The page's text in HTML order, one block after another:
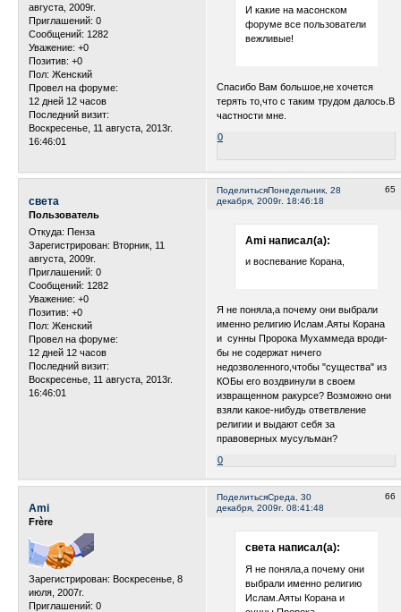
августа, 2009г.
Приглашений: 0
Сообщений: 1282
Уважение: +0
Позитив: +0
Пол: Женский
Провел на форуме:
12 дней 12 часов
Последний визит:
Воскресенье, 11 августа, 2013г.
16:46:01
И какие на масонском
форуме все пользователи
вежливые!
Спасибо Вам большое,не хочется
терять то,что с таким трудом далось.В
частности мне.
0
Поделиться 65
Понедельник, 28
декабря, 2009г. 18:46:18
света
Пользователь
Откуда: Пенза
Зарегистрирован: Вторник, 11
августа, 2009г.
Приглашений: 0
Сообщений: 1282
Уважение: +0
Позитив: +0
Пол: Женский
Провел на форуме:
12 дней 12 часов
Последний визит:
Воскресенье, 11 августа, 2013г.
16:46:01
Ami написал(а):
и воспевание Корана,
Я не поняла,а почему они выбрали
именно религию Ислам.Аяты Корана
и сунны Пророка Мухаммеда вроди-
бы не содержат ничего
недозволенного,чтобы "существа" из
КОБы его воздвинули в своем
извращенном ракурсе? Возможно они
взяли какое-нибудь ответвление
религии и выдают себя за
правоверных мусульман?
0
Поделиться 66
Среда, 30
декабря, 2009г. 08:41:48
Ami
Frère
Зарегистрирован: Воскресенье, 8
июля, 2007г.
Приглашений: 0
света написал(а):
Я не поняла,а почему они
выбрали именно религию
Ислам.Аяты Корана и